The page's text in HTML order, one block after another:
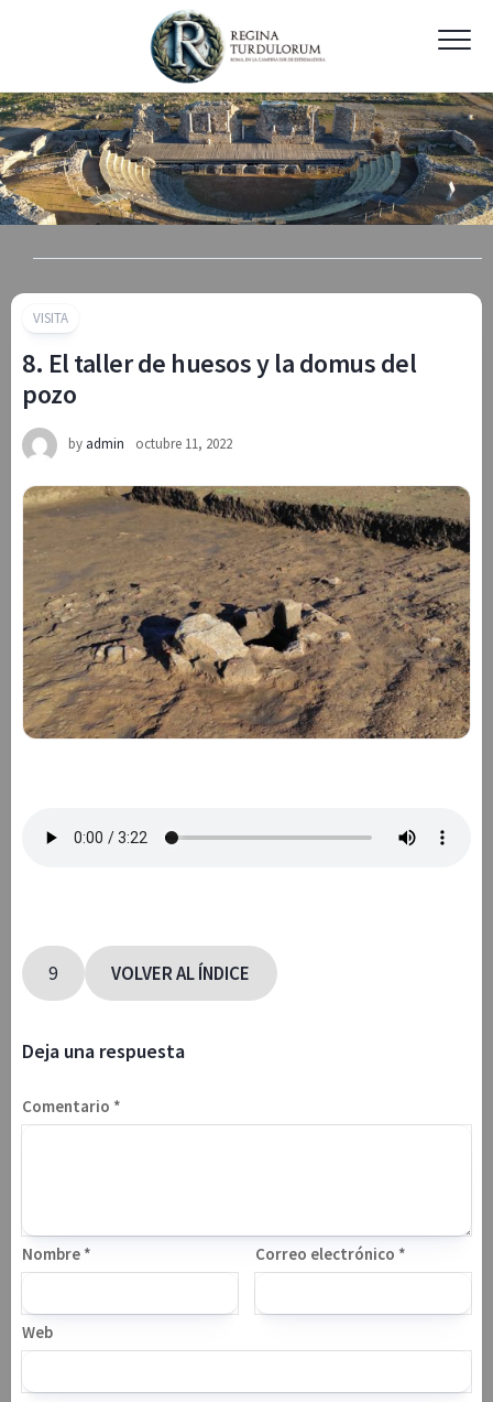
VISITA
8. El taller de huesos y la domus del
pozo
by admin octubre 11, 2022
9 VOLVER AL ÍNDICE
Deja una respuesta
Comentario *
Nombre * Correo electrónico *
Web